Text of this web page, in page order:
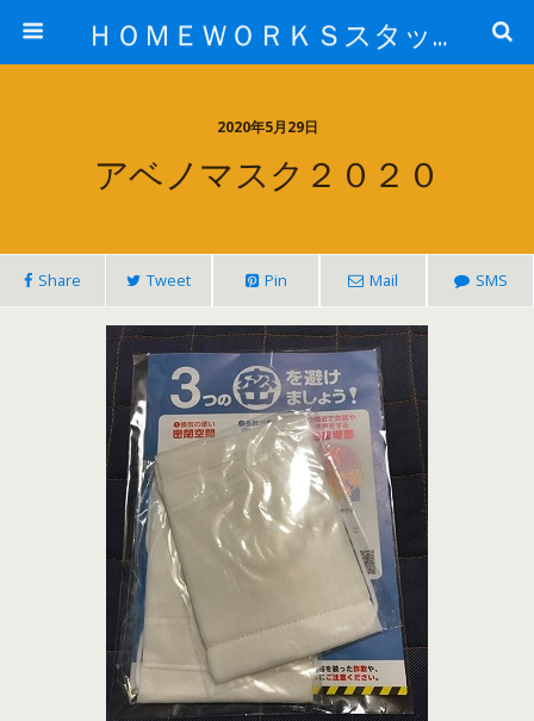
ＨＯＭＥＷＯＲＫＳスタッフ日記ブログ
2020年5月29日
アベノマスク２０２０
Share Tweet Pin Mail SMS